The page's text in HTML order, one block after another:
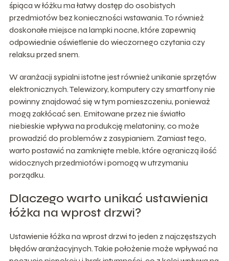
śpiąca w łóżku ma łatwy dostęp do osobistych
przedmiotów bez konieczności wstawania. To również
doskonałe miejsce na lampki nocne, które zapewnią
odpowiednie oświetlenie do wieczornego czytania czy
relaksu przed snem.
W aranżacji sypialni istotne jest również unikanie sprzętów
elektronicznych. Telewizory, komputery czy smartfony nie
powinny znajdować się w tym pomieszczeniu, ponieważ
mogą zakłócać sen. Emitowane przez nie światło
niebieskie wpływa na produkcję melatoniny, co może
prowadzić do problemów z zasypianiem. Zamiast tego,
warto postawić na zamknięte meble, które ograniczą ilość
widocznych przedmiotów i pomogą w utrzymaniu
porządku.
Dlaczego warto unikać ustawienia
łóżka na wprost drzwi?
Ustawienie łóżka na wprost drzwi to jeden z najczęstszych
błędów aranżacyjnych. Takie położenie może wpływać na